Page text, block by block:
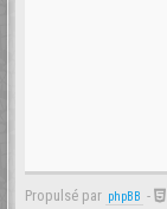
Propulsé par phpBB -